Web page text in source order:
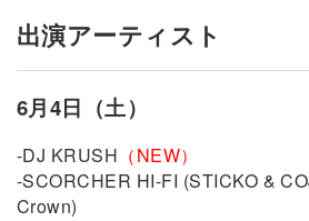
出演アーティスト
6月4日（土）
-DJ KRUSH （NEW）
-SCORCHER HI-FI (STICKO &
Crown)